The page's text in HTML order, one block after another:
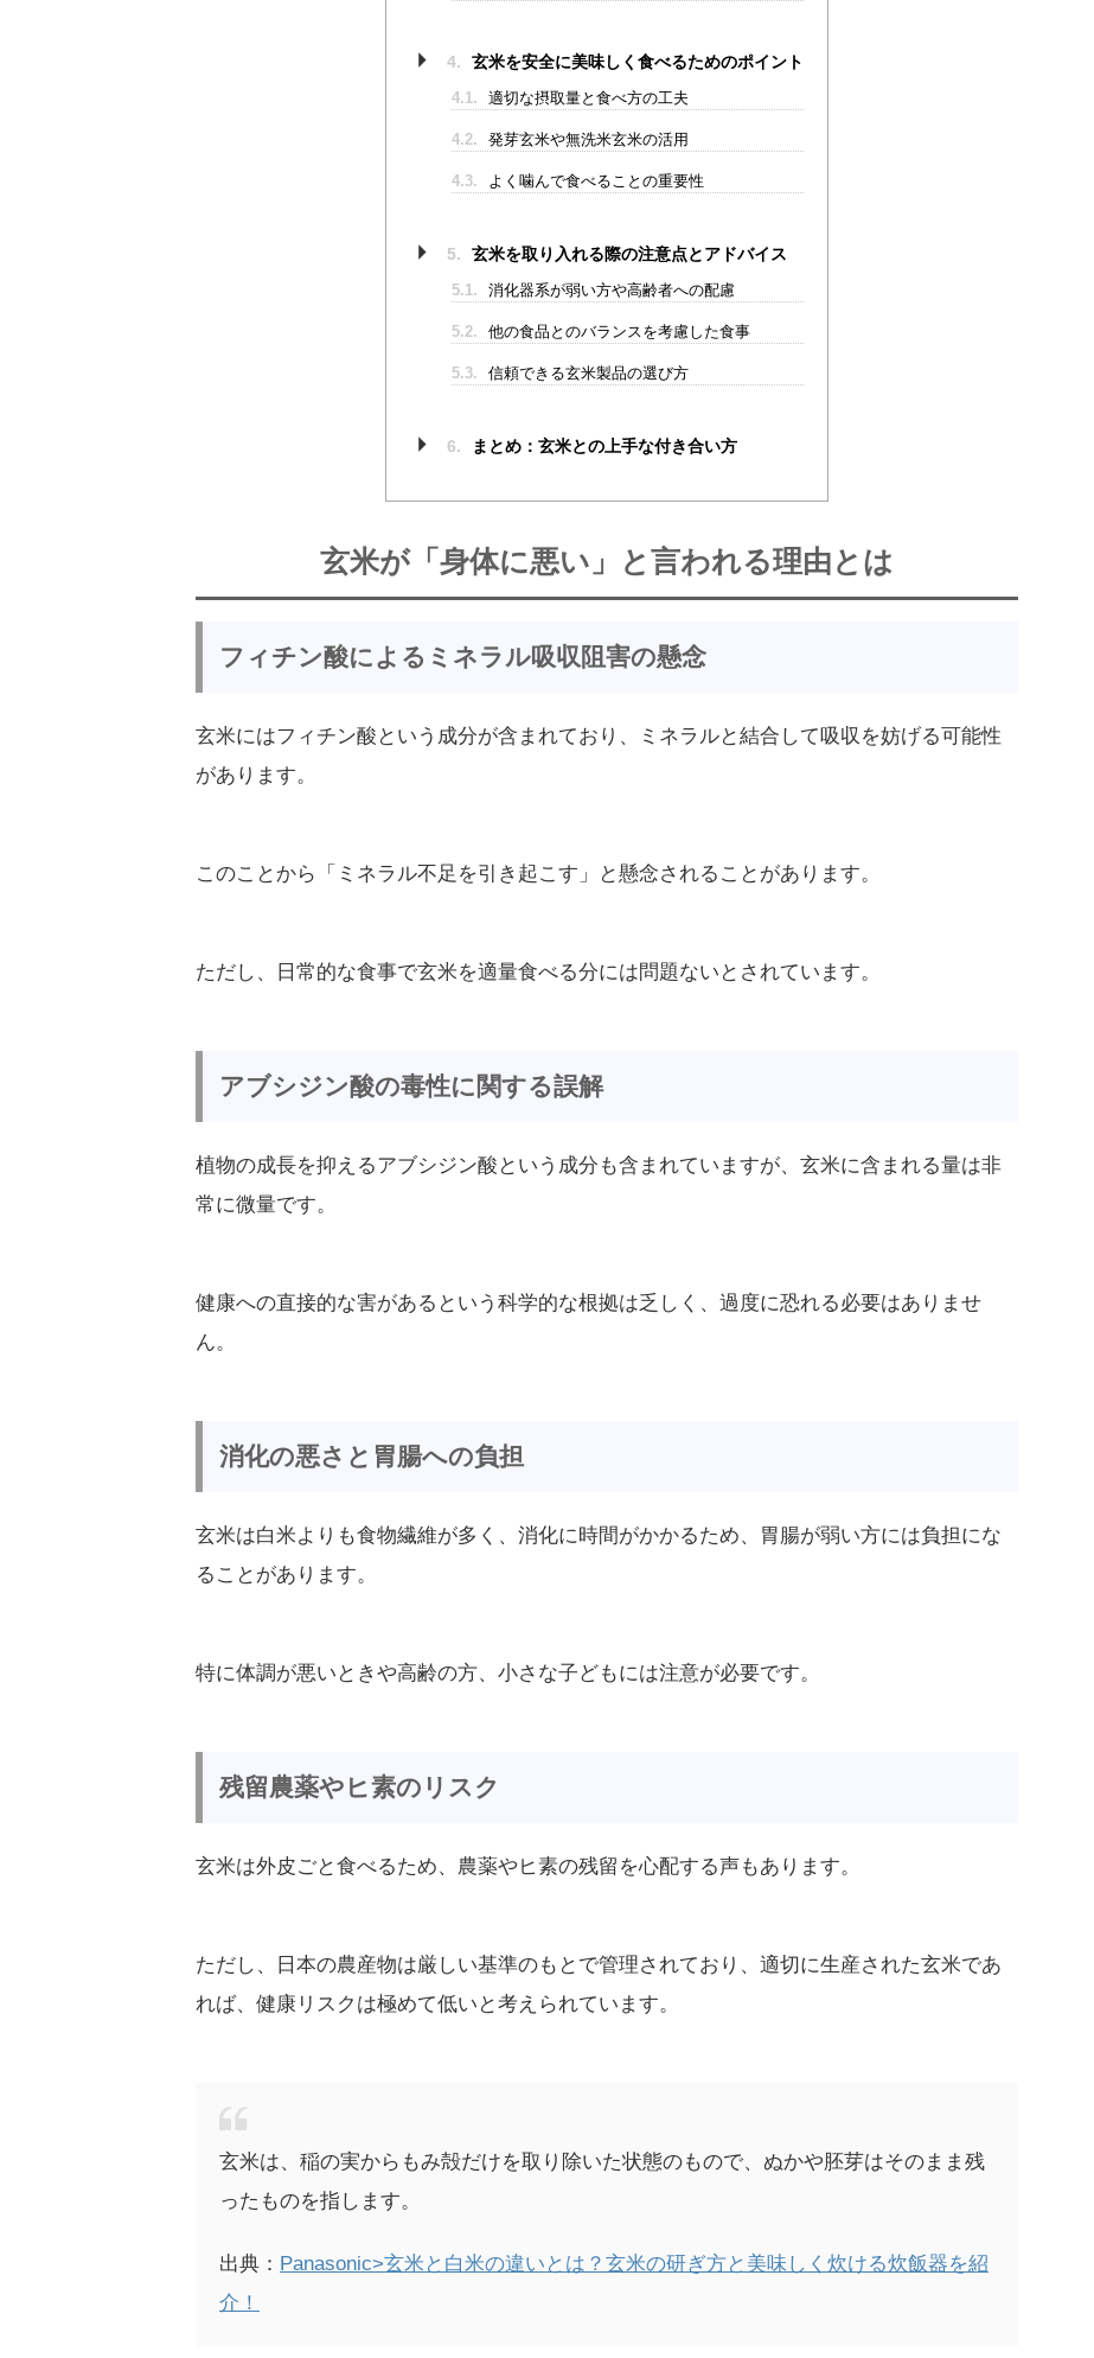
4. 玄米を安全に美味しく食べるためのポイント
4.1. 適切な摂取量と食べ方の工夫
4.2. 発芽玄米や無洗米玄米の活用
4.3. よく噛んで食べることの重要性
5. 玄米を取り入れる際の注意点とアドバイス
5.1. 消化器系が弱い方や高齢者への配慮
5.2. 他の食品とのバランスを考慮した食事
5.3. 信頼できる玄米製品の選び方
6. まとめ：玄米との上手な付き合い方
玄米が「身体に悪い」と言われる理由とは
フィチン酸によるミネラル吸収阻害の懸念
玄米にはフィチン酸という成分が含まれており、ミネラルと結合して吸収を妨げる可能性
があります。
このことから「ミネラル不足を引き起こす」と懸念されることがあります。
ただし、日常的な食事で玄米を適量食べる分には問題ないとされています。
アブシジン酸の毒性に関する誤解
植物の成長を抑えるアブシジン酸という成分も含まれていますが、玄米に含まれる量は非
常に微量です。
健康への直接的な害があるという科学的な根拠は乏しく、過度に恐れる必要はありませ
ん。
消化の悪さと胃腸への負担
玄米は白米よりも食物繊維が多く、消化に時間がかかるため、胃腸が弱い方には負担にな
ることがあります。
特に体調が悪いときや高齢の方、小さな子どもには注意が必要です。
残留農薬やヒ素のリスク
玄米は外皮ごと食べるため、農薬やヒ素の残留を心配する声もあります。
ただし、日本の農産物は厳しい基準のもとで管理されており、適切に生産された玄米であ
れば、健康リスクは極めて低いと考えられています。
玄米は、稲の実からもみ殻だけを取り除いた状態のもので、ぬかや胚芽はそのまま残
ったものを指します。
出典： Panasonic>玄米と白米の違いとは？玄米の研ぎ方と美味しく炊ける炊飯器を紹
介！